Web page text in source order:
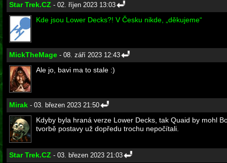
Star Trek.CZ - 02. říjen 2023 13:03
Kde jsou Lower Decks?! V Česku nikde, „děkujeme“
MickTheMage - 08. září 2023 12:43
Ale jo, bavi ma to stale :)
Mirak - 03. březen 2023 21:50
Kdyby byla hraná verze Lower Decks, tak Quaid by mohl
tvorbě postavy už dopředu trochu nepočítali.
Star Trek.CZ - 03. březen 2023 21:03